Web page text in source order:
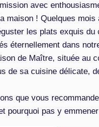
avec
maison ! Quelques
les plats exquis du
éternellement dans
de Maître, située au
de sa cuisine délicate,
que vous
pourquoi pas y